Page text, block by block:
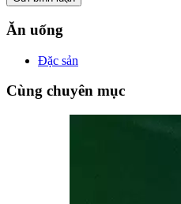
Ăn uống
Đặc sản
Cùng chuyên mục